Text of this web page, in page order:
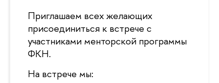
Приглашаем всех желающих
присоединиться к встрече с
участниками менторской программы
ФКН.
На встрече мы: